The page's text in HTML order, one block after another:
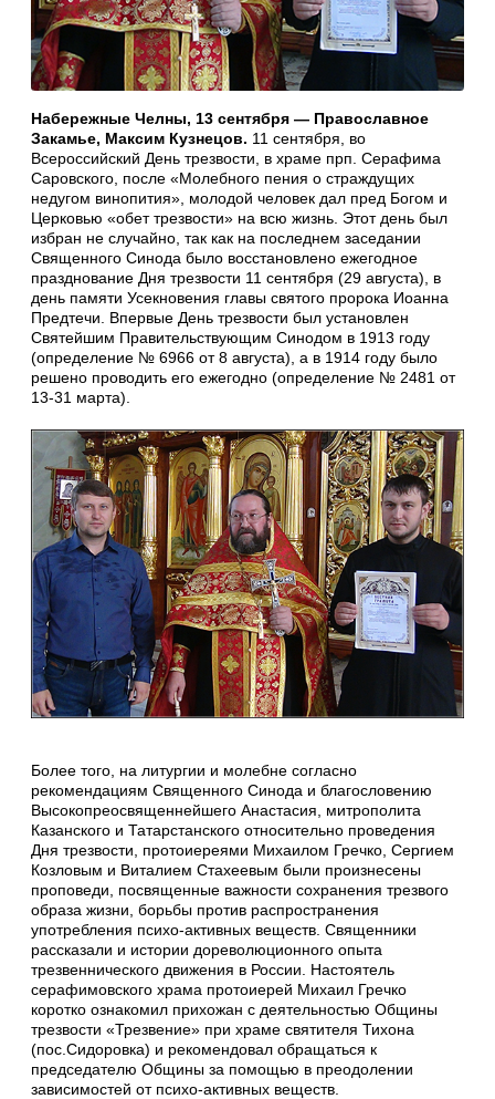
Набережные Челны, 13 сентября — Православное
Закамье, Максим Кузнецов. 11 сентября, во
Всероссийский День трезвости, в храме прп. Серафима
Саровского, после «Молебного пения о страждущих
недугом винопития», молодой человек дал пред Богом и
Церковью «обет трезвости» на всю жизнь. Этот день был
избран не случайно, так как на последнем заседании
Священного Синода было восстановлено ежегодное
празднование Дня трезвости 11 сентября (29 августа), в
день памяти Усекновения главы святого пророка Иоанна
Предтечи. Впервые День трезвости был установлен
Святейшим Правительствующим Синодом в 1913 году
(определение № 6966 от 8 августа), а в 1914 году было
решено проводить его ежегодно (определение № 2481 от
13-31 марта).
Более того, на литургии и молебне согласно
рекомендациям Священного Синода и благословению
Высокопреосвященнейшего Анастасия, митрополита
Казанского и Татарстанского относительно проведения
Дня трезвости, протоиереями Михаилом Гречко, Сергием
Козловым и Виталием Стахеевым были произнесены
проповеди, посвященные важности сохранения трезвого
образа жизни, борьбы против распространения
употребления психо-активных веществ. Священники
рассказали и истории дореволюционного опыта
трезвеннического движения в России. Настоятель
серафимовского храма протоиерей Михаил Гречко
коротко ознакомил прихожан с деятельностью Общины
трезвости «Трезвение» при храме святителя Тихона
(пос.Сидоровка) и рекомендовал обращаться к
председателю Общины за помощью в преодолении
зависимостей от психо-активных веществ.